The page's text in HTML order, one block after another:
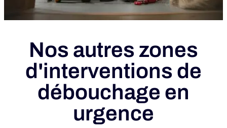
Nos autres zones
d'interventions de
débouchage en
urgence